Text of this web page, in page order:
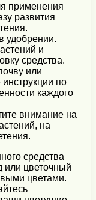
применения
развития
удобрении.
и
средства.
или
по
каждого
внимание на
на
средства
или цветочный
цветами.